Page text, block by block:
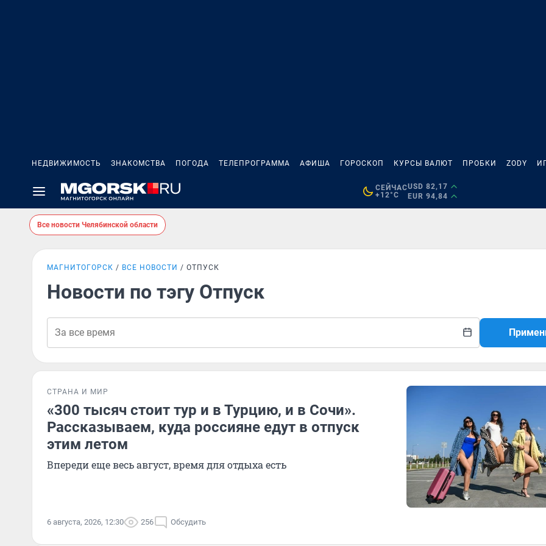
НЕДВИЖИМОСТЬ ЗНАКОМСТВА ПОГОДА ТЕЛЕПРОГРАММА АФИША ГОРОСКОП КУРСЫ ВАЛЮТ ПРОБКИ ZODY
СЕЙЧАС
+12°C
USD 82,17
EUR 94,84
Все новости Челябинской области
МАГНИТОГОРСК ВСЕ НОВОСТИ ОТПУСК
Новости по тэгу Отпуск
СТРАНА И МИР
«300 тысяч стоит тур и в Турцию, и в Сочи».
Рассказываем, куда россияне едут в отпуск
этим летом
Впереди еще весь август, время для отдыха есть
6 августа, 2026, 12:30 256 Обсудить